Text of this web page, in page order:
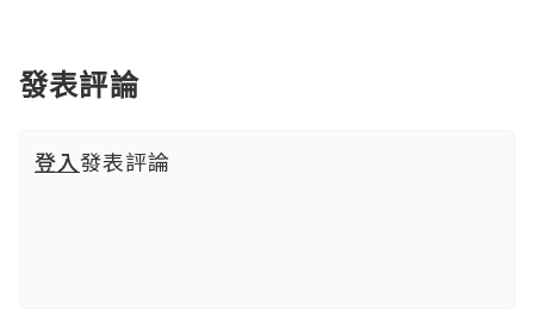
發表評論
登入發表評論